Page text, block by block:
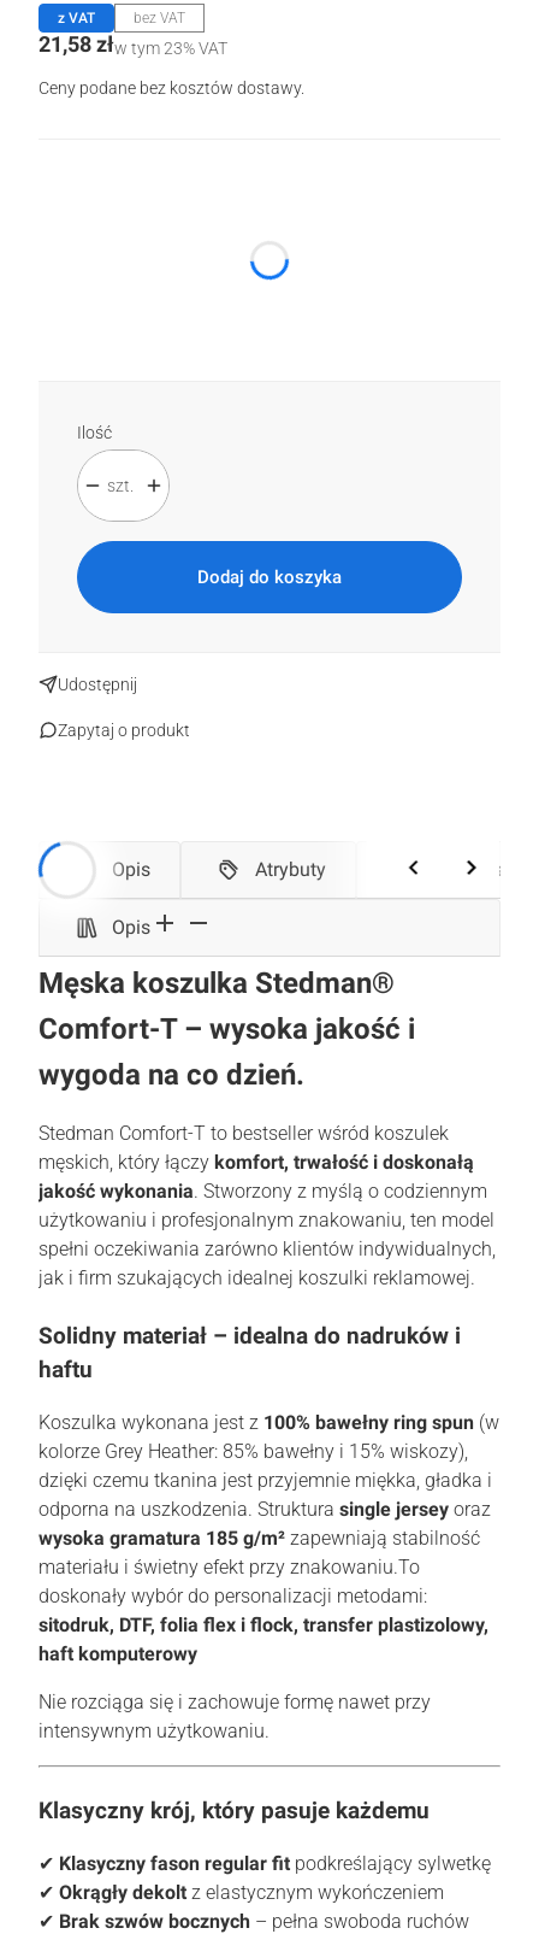
z VAT bez VAT
Cena
21,58 złw tym 23% VAT
w tym23%VAT
Ceny podane bez kosztów dostawy.
Ilość
szt.
Dodaj do koszyka
Udostępnij
Zapytaj o produkt
Opis Atrybuty Tabela rozmiarów
Opis
Męska koszulka Stedman®
Comfort-T – wysoka jakość i
wygoda na co dzień.
Stedman Comfort-T to bestseller wśród koszulek
męskich, który łączy komfort, trwałość i doskonałą
jakość wykonania. Stworzony z myślą o codziennym
użytkowaniu i profesjonalnym znakowaniu, ten model
spełni oczekiwania zarówno klientów indywidualnych,
jak i firm szukających idealnej koszulki reklamowej.
Solidny materiał – idealna do nadruków i
haftu
Koszulka wykonana jest z 100% bawełny ring spun (w
kolorze Grey Heather: 85% bawełny i 15% wiskozy),
dzięki czemu tkanina jest przyjemnie miękka, gładka i
odporna na uszkodzenia. Struktura single jersey oraz
wysoka gramatura 185 g/m² zapewniają stabilność
materiału i świetny efekt przy znakowaniu.To
doskonały wybór do personalizacji metodami:
sitodruk, DTF, folia flex i flock, transfer plastizolowy,
haft komputerowy
Nie rozciąga się i zachowuje formę nawet przy
intensywnym użytkowaniu.
Klasyczny krój, który pasuje każdemu
✔ Klasyczny fason regular fit podkreślający sylwetkę
✔ Okrągły dekolt z elastycznym wykończeniem
✔ Brak szwów bocznych – pełna swoboda ruchów